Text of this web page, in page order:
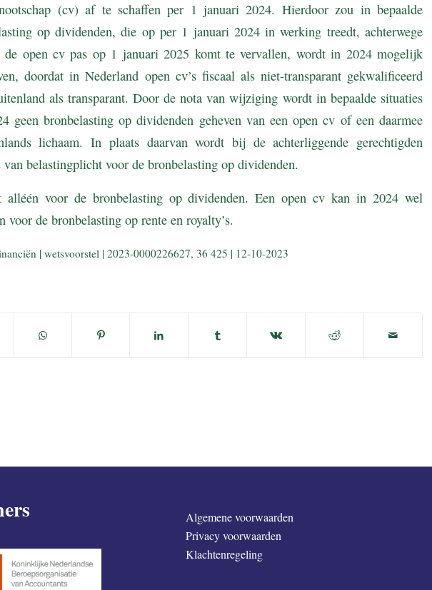
(cv) af te schaffen per 1 januari 2024. Hierdoor zou in bepaalde
op dividenden, die op per 1 januari 2024 in werking treedt, achterwege
open cv pas op 1 januari 2025 komt te vervallen, wordt in 2024 mogelijk
doordat in Nederland open cv’s fiscaal als niet-transparant gekwalificeerd
als transparant. Door de nota van wijziging wordt in bepaalde situaties
geen bronbelasting op dividenden geheven van een open cv of een daarmee
lichaam. In plaats daarvan wordt bij de achterliggende gerechtigden
van belastingplicht voor de bronbelasting op dividenden.
alléén voor de bronbelasting op dividenden. Een open cv kan in 2024 wel
de bronbelasting op rente en royalty’s.
| wetsvoorstel | 2023-0000226627, 36 425 | 12-10-2023
Algemene voorwaarden
Privacy voorwaarden
Klachtenregeling